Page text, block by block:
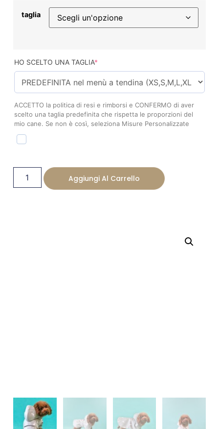
taglia
HO SCELTO UNA TAGLIA*
ACCETTO la politica di resi e rimborsi e CONFERMO di aver
scelto una taglia predefinita che rispetta le proporzioni del
mio cane. Se non è così, seleziona Misure Personalizzate
Aggiungi Al Carrello